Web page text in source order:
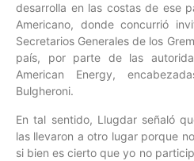
desarrolla en las costas de ese
Americano, donde concurrió
Secretarios Generales de los
país, por parte de las
American Energy,
Bulgheroni.
En tal sentido, Llugdar señaló
las llevaron a otro lugar porque
si bien es cierto que yo no